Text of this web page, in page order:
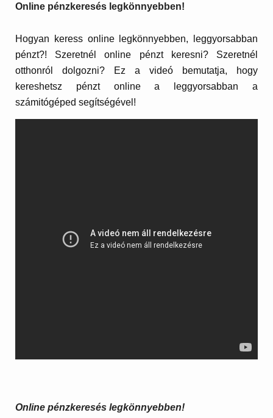
Online pénzkeresés legkönnyebben!
Hogyan keress online legkönnyebben, leggyorsabban
pénzt?! Szeretnél online pénzt keresni? Szeretnél
otthonról dolgozni? Ez a videó bemutatja, hogy
kereshetsz pénzt online a leggyorsabban a
számitógéped segítségével!
Online pénzkeresés legkönnyebben!